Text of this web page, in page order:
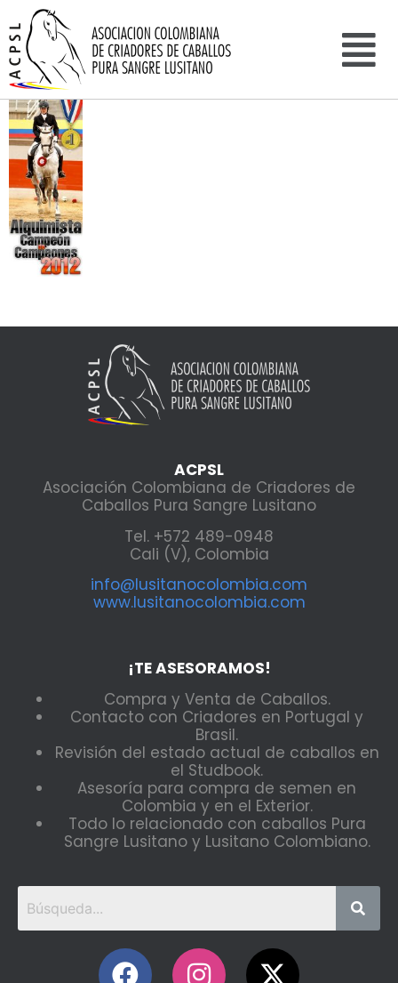
ACPSL
Asociación Colombiana de Criadores de
Caballos Pura Sangre Lusitano
Tel. +572 489-0948
Cali (V), Colombia
info@lusitanocolombia.com
www.lusitanocolombia.com
¡TE ASESORAMOS!
Compra y Venta de Caballos.
Contacto con Criadores en Portugal y
Brasil.
Revisión del estado actual de caballos en
el Studbook.
Asesoría para compra de semen en
Colombia y en el Exterior.
Todo lo relacionado con caballos Pura
Sangre Lusitano y Lusitano Colombiano.